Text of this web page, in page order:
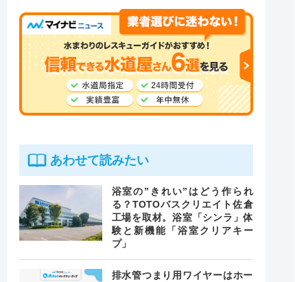
あわせて読みたい
浴室の”きれい”はどう作られ
る？TOTOバスクリエイト佐倉
工場を取材。浴室「シンラ」体
験と新機能「浴室クリアキー
プ」
排水管つまり用ワイヤーはホー